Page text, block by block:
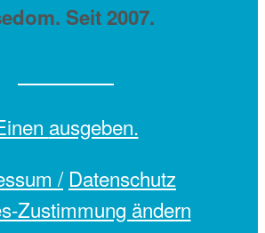
Seit 2007.
ausgeben.
/ Datenschutz
Zustimmung ändern